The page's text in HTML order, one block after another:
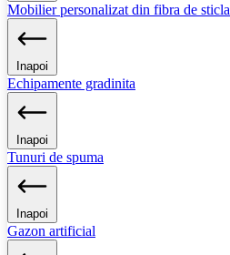
Mobilier personalizat din fibra de sticla
Inapoi
Echipamente gradinita
Inapoi
Tunuri de spuma
Inapoi
Gazon artificial